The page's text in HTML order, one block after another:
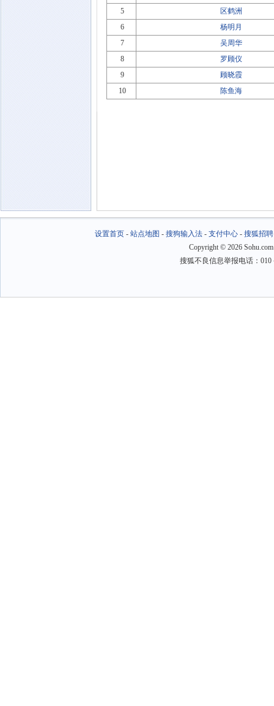
5
区鹤洲
6
杨明月
7
吴周华
8
罗顾仪
9
顾晓霞
10
陈鱼海
设置首页- 站点地图 - 搜狗输入法- 支付中心- 搜狐招聘
Copyright © 2026
搜狐不良信息举报电话：010